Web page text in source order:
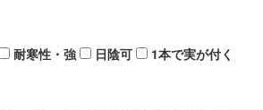
耐寒性・強 日陰可 1本で実が付く